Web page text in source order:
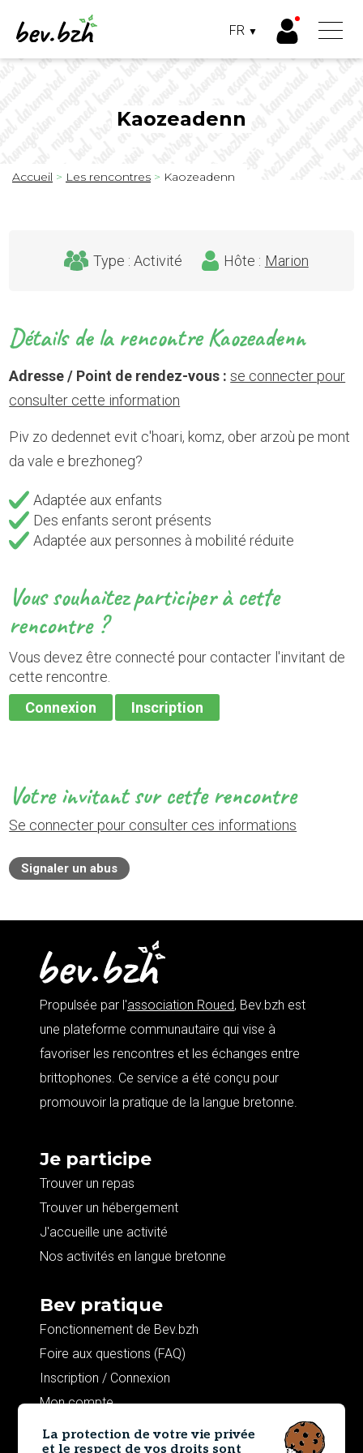
Aller
FR ▼
FRANÇAIS
BRETON
Kaozeadenn
Fil
d'Ariane
Accueil Les rencontres Kaozeadenn
Type : Activité Hôte : Marion
Détails de la rencontre Kaozeadenn
Adresse / Point de rendez-vous :se connecter pour
consulter cette information
Piv zo dedennet evit c'hoari, komz, ober arzoù pe mont
da vale e brezhoneg?
Adaptée aux enfants
Des enfants seront présents
Adaptée aux personnes à mobilité réduite
Vous souhaitez participer à cette
rencontre ?
Vous devez être connecté pour contacter l'invitant de
cette rencontre.
Connexion
Inscription
Votre invitant sur cette rencontre
Se connecter pour consulter ces informations
Signaler un abus
Propulsée par l'association Roued, Bev.bzh est
une plateforme communautaire qui vise à
favoriser les rencontres et les échanges entre
brittophones. Ce service a été conçu pour
promouvoir la pratique de la langue bretonne.
Je participe
Trouver un repas
Trouver un hébergement
J'accueille une activité
Nos activités en langue bretonne
Bev pratique
Fonctionnement de Bev.bzh
Foire aux questions (FAQ)
Inscription / Connexion
Mon compte
La protection de votre vie privée
et le respect de vos droits sont